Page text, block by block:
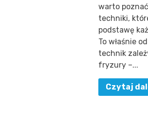
warto
techniki,
podstawę
To właśnie
technik
fryzury –...
Czytaj